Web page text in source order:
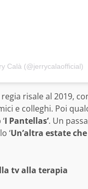
Calà (@jerrycalaofficial)
risale al 2019,
e colleghi. Poi
I Pantellas’. Un
‘Un’altra estate che
tv alla terapia